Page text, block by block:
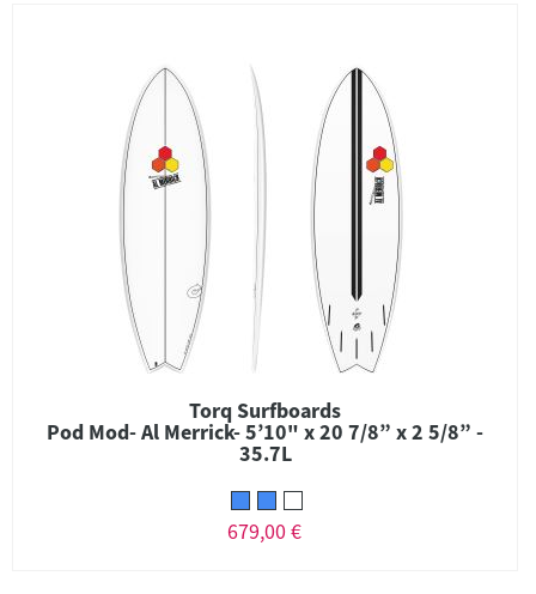
Torq Surfboards
Pod Mod- Al Merrick- 5’10" x 20 7/8” x 2 5/8” -
35.7L
679,00 €